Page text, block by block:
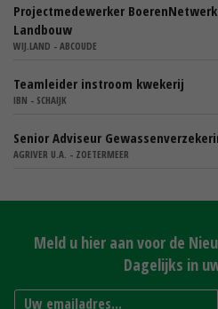
Projectmedewerker
Landbouw
WIJ.LAND - ABCOUDE
Teamleider instroom kwekerij
IBN - SCHAIJK
Senior Adviseur
AGRIVER U.A. - ZOETERMEER
Meld u hier aan voor de
Dagelijks in